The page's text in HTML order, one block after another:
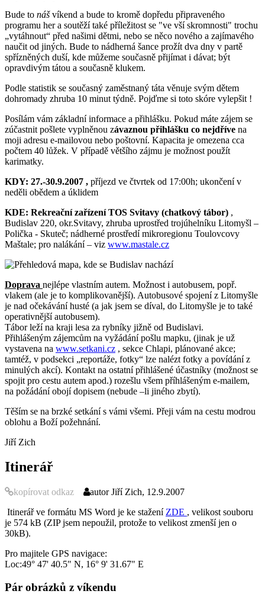
Bude to nášvíkend a bude to kromě dopředu připraveného
programu her a soutěží také příležitost se "ve vší skromnosti" trochu
„vytáhnout“ před našimi dětmi, nebo se něco nového a zajímavého
naučit od jiných. Bude to nádherná šance prožít dva dny v partě
spřízněných duší, kde můžeme současně přijímat i dávat; být
opravdivým tátou a současně klukem.
Podle statistik se současný zaměstnaný táta věnuje svým dětem
dohromady zhruba 10 minut týdně. Pojďme si toto skóre vylepšit !
Posílám vám základní informace a přihlášku. Pokud máte zájem se
zúčastnit pošlete vyplněnou závaznou přihlášku co nejdříve na
moji adresu e-mailovou nebo poštovní. Kapacita je omezena cca
počtem 40 lůžek. V případě většího zájmu je možnost použít
karimatky.
KDY: 27.-30.9.2007 , příjezd ve čtvrtek od 17:00h; ukončení v
neděli obědem a úklidem
KDE: Rekreační zařízení TOS Svitavy (chatkový tábor) ,
Budislav 220, okr.Svitavy, zhruba uprostřed trojúhelníku Litomyšl –
Polička - Skuteč; nádherné prostředí mikroregionu Toulovcovy
Maštale; pro nalákání – viz www.mastale.cz
Doprava nejlépe vlastním autem. Možnost i autobusem, popř.
vlakem (ale je to komplikovanější). Autobusové spojení z Litomyšle
je nad očekávání husté (a jak jsem se díval, do Litomyšle je to také
operativnější autobusem).
Tábor leží na kraji lesa za rybníky jižně od Budislavi.
Přihlášeným zájemcům na vyžádání pošlu mapku, (jinak je už
vystavena na www.setkani.cz , sekce Chlapi, plánované akce;
tamtéž, v podsekci „reportáže, fotky“ lze nalézt fotky a povídání z
minulých akcí). Kontakt na ostatní přihlášené účastníky (možnost se
spojit pro cestu autem apod.) rozešlu všem příhlášeným e-mailem,
na požádání obojí dopisem (nebude –li jiného zbytí).
Těším se na brzké setkání s vámi všemi. Přeji vám na cestu modrou
oblohu a Boží požehnání.
Jiří Zich
Itinerář
kopírovat odkaz autorJiří Zich, 12.9.2007
Itinerář ve formátu MS Word je ke stažení ZDE , velikost souboru
je 574 kB (ZIP jsem nepoužil, protože to velikost zmenší jen o
30kB).
Pro majitele GPS navigace:
Loc:49° 47' 40.5" N, 16° 9' 31.67" E
Pár obrázků z víkendu